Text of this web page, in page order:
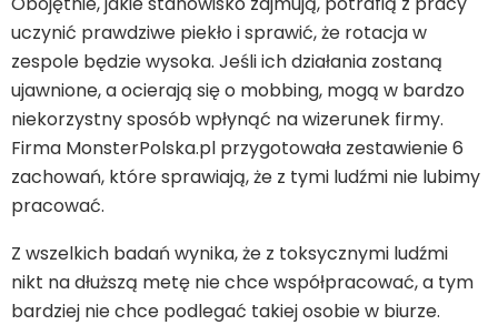
uczynić prawdziwe piekło i sprawić, że rotacja w
zespole będzie wysoka. Jeśli ich działania zostaną
ujawnione, a ocierają się o mobbing, mogą w bardzo
niekorzystny sposób wpłynąć na wizerunek firmy.
Firma MonsterPolska.pl przygotowała zestawienie 6
zachowań, które sprawiają, że z tymi ludźmi nie lubimy
pracować.
Z wszelkich badań wynika, że z toksycznymi ludźmi
nikt na dłuższą metę nie chce współpracować, a tym
bardziej nie chce podlegać takiej osobie w biurze.